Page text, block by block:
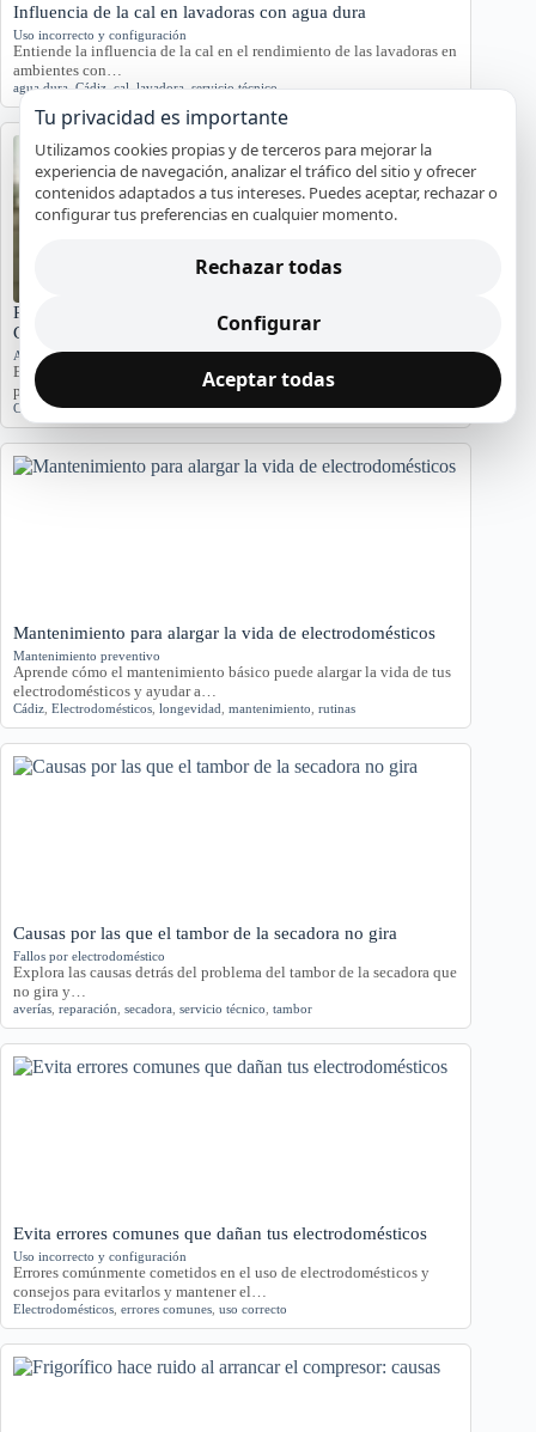
Influencia de la cal en lavadoras con agua dura
Uso incorrecto y configuración
Entiende la influencia de la cal en el rendimiento de las lavadoras en
ambientes con…
agua dura,Cádiz,cal,lavadora,servicio técnico
Problemas de Electrodomésticos en Pisos Antiguos de
Cádiz
Averías y orientación en Cádiz
Exploramos los problemas más comunes de electrodomésticos en
pisos antiguos de Cádiz, considerando la humedad…
Cádiz ,Electrodomésticos,problemas comunes,soluciones
Mantenimiento para alargar la vida de electrodomésticos
Mantenimiento preventivo
Aprende cómo el mantenimiento básico puede alargar la vida de tus
electrodomésticos y ayudar a…
Cádiz Electrodomésticos longevidad mantenimiento rutinas
Causas por las que el tambor de la secadora no gira
Fallos por electrodoméstico
Explora las causas detrás del problema del tambor de la secadora que
no gira y…
averías reparación secadora servicio técnico tambor
Evita errores comunes que dañan tus electrodomésticos
Uso incorrecto y configuración
Errores comúnmente cometidos en el uso de electrodomésticos y
consejos para evitarlos y mantener el…
Electrodomésticos errores comunes uso correcto
Tu privacidad es importante
Utilizamos cookies propias y de terceros para mejorar la
experiencia de navegación, analizar el tráfico del sitio y ofrecer
contenidos adaptados a tus intereses. Puedes aceptar, rechazar o
configurar tus preferencias en cualquier momento.
Rechazar todas
Configurar
Aceptar todas